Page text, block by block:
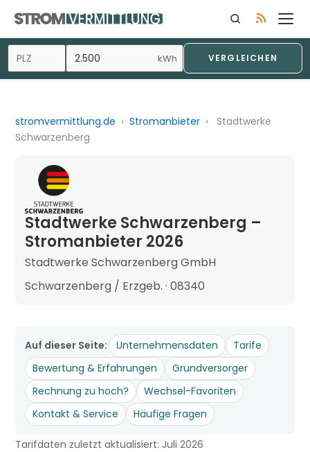
kWh VERGLEICHEN
stromvermittlung.de › Stromanbieter ›
Stadtwerke
Schwarzenberg
Stadtwerke Schwarzenberg –
Stromanbieter 2026
Stadtwerke Schwarzenberg GmbH
Schwarzenberg / Erzgeb. · 08340
Auf dieser Seite: Unternehmensdaten
Tarife
Bewertung & Erfahrungen
Grundversorger
Rechnung zu hoch?
Wechsel-Favoriten
Kontakt & Service
Häufige Fragen
Tarifdaten zuletzt aktualisiert: Juli 2026